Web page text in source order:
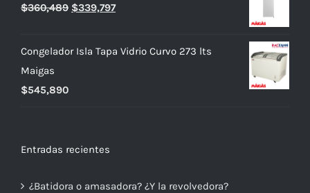
era:
es:
$360,489 El
original
$339,797El
actual
Congelador Isla Tapa Vidrio Curvo 273 lts
Maigas
$545,890
Entradas recientes
¿Batidora o amasadora? ¿Y la revolvedora?